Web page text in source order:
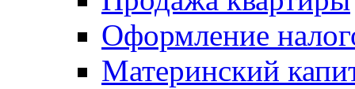
Оформление
Материнский